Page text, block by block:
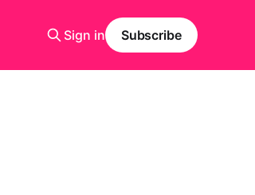
Sign in Subscribe